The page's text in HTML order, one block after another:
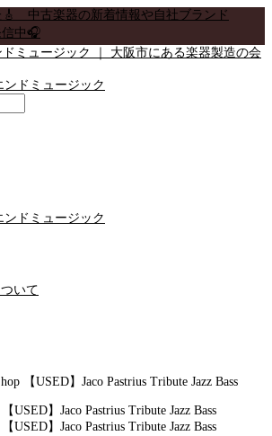
🎸 中古楽器の新着情報や自社ブランド
信中🎧
ドミュージック ｜ 大阪市にある楽器製造の会
いて
【USED】Jaco Pastrius Tribute Jazz Bass